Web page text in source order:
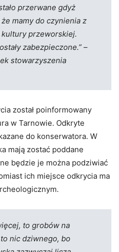
przerwane gdyż
mamy do czynienia z
przeworskiej.
zabezpieczone.” –
stowarzyszenia
został poinformowany
w Tarnowie. Odkryte
do konserwatora. W
mają zostać poddane
będzie je można podziwiać
ich miejsce odkrycia ma
to grobów na
nic dziwnego, bo